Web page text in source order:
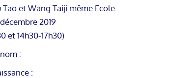
et Wang Taiji même Ecole
2019
et 14h30-17h30)
:
: